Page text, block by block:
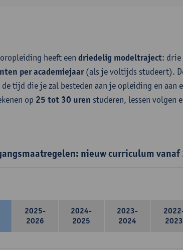
heeft een driedelig modeltraject: drie
per academiejaar(als je voltijds studeert).
de tijd die je zal besteden aan je opleiding en
op 25 tot 30 uren studeren, lessen volgen
nieuw curriculum
2025-
2026
2024-
2025
2023-
2024
2023